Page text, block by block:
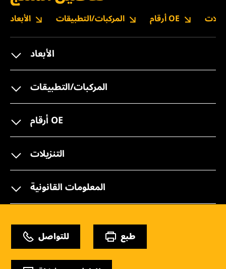
الأبعاد المركبات/التطبيقات أرقام OE
الأبعاد
المركبات/التطبيقات
أرقام OE
التنزيلات
المعلومات القانونية
للتواصل طبع